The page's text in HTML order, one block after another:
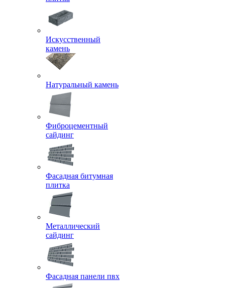
Искусственный
камень
Натуральный камень
Фиброцементный
сайдинг
Фасадная битумная
плитка
Металлический
сайдинг
Фасадная панели пвх